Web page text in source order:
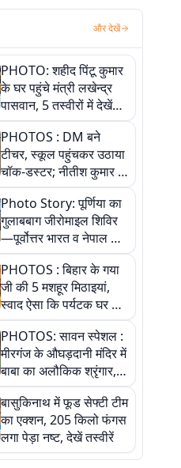
और देखें
PHOTO: शहीद पिंटू कुमार
के घर पहुंचे मंत्री लखेन्द्र
पासवान, 5 तस्वीरों में देखें
उस भावुक पल की पूरी
कहानी
PHOTOS : DM बने
टीचर, स्कूल पहुंचकर उठाया
चॉक-डस्टर; नीतीश कुमार के
इस चहेते अधिकारी को
जानिए
Photo Story: पूर्णिया का
गुलाबबाग जीरोमाइल शिविर
—पूर्वोत्तर भारत व नेपाल के
कांवरियों का प्रमुख सेवा धाम
PHOTOS : बिहार के गया
जी की 5 मशहूर मिठाइयां,
स्वाद ऐसा कि पर्यटक घर ले
जाना नहीं भूलते, तस्वीरों में
देखें
PHOTOS: सावन स्पेशल :
मीरगंज के औघड़दानी मंदिर में
बाबा का अलौकिक श्रृंगार,
तस्वीरों में देखें महादेव के कई
मनमोहक स्वरूप
बासुकिनाथ में फूड सेफ्टी टीम
का एक्शन, 205 किलो फंगस
लगा पेड़ा नष्ट, देखें तस्वीरें